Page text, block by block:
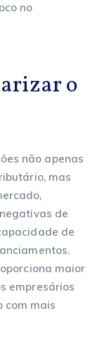
no
o
não apenas
mas
de
de
maior
empresários
com mais